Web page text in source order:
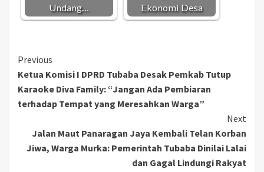
Undang…
Ekonomi Desa
Continue
Reading
Previous
Ketua Komisi I DPRD Tubaba Desak Pemkab Tutup
Karaoke Diva Family: “Jangan Ada Pembiaran
terhadap Tempat yang Meresahkan Warga”
Next
Jalan Maut Panaragan Jaya Kembali Telan Korban
Jiwa, Warga Murka: Pemerintah Tubaba Dinilai Lalai
dan Gagal Lindungi Rakyat